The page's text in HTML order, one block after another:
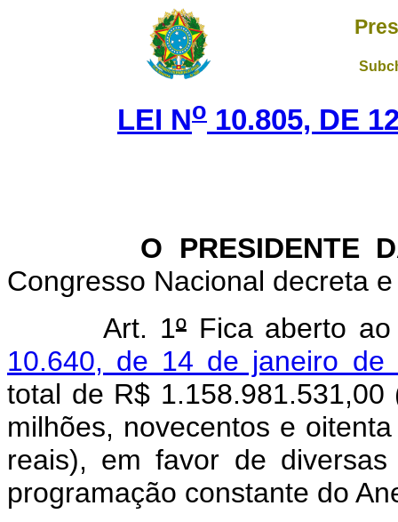
LEI No 10.805, DE
O PRESIDENTE DA
Congresso Nacional decreta
Art. 1ºFica aberto ao
10.640, de 14 de janeiro de
total de R$
milhões, novecentos e
reais), em favor de
programação constante do